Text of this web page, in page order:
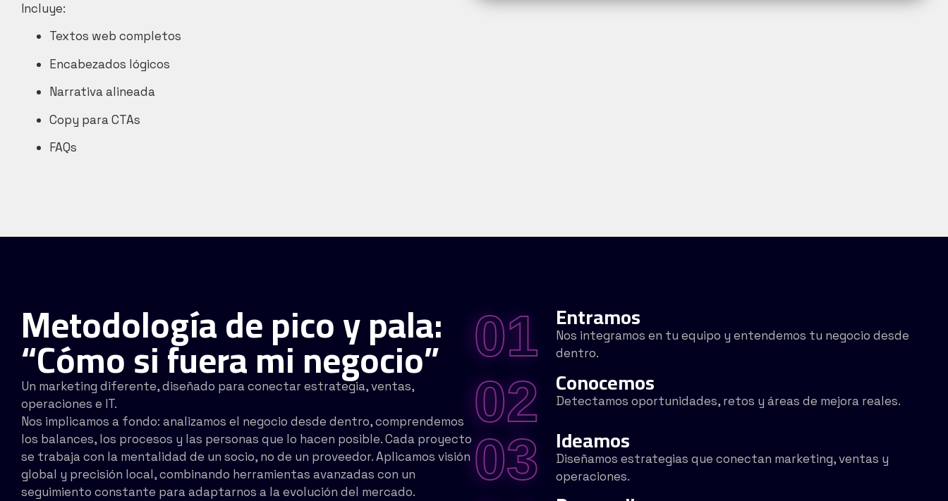
Incluye:
Textos web completos
Encabezados lógicos
Narrativa alineada
Copy para CTAs
FAQs
Metodología de pico y pala:
“Cómo si fuera mi negocio”
Un marketing diferente, diseñado para conectar estrategia, ventas,
operaciones e IT.
Nos implicamos a fondo: analizamos el negocio desde dentro, comprendemos
los balances, los procesos y las personas que lo hacen posible. Cada proyecto
se trabaja con la mentalidad de un socio, no de un proveedor. Aplicamos visión
global y precisión local, combinando herramientas avanzadas con un
seguimiento constante para adaptarnos a la evolución del mercado.
01 Entramos
Nos integramos en tu equipo y entendemos tu negocio desde
dentro.
02 Conocemos
Detectamos oportunidades, retos y áreas de mejora reales.
03 Ideamos
Diseñamos estrategias que conectan marketing, ventas y
operaciones.